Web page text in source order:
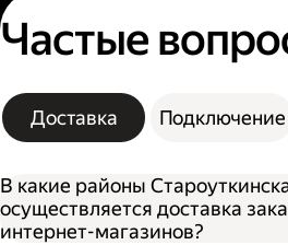
Частые
Доставка Подключение
В какие районы
осуществляется доставка
интернет-магазинов?